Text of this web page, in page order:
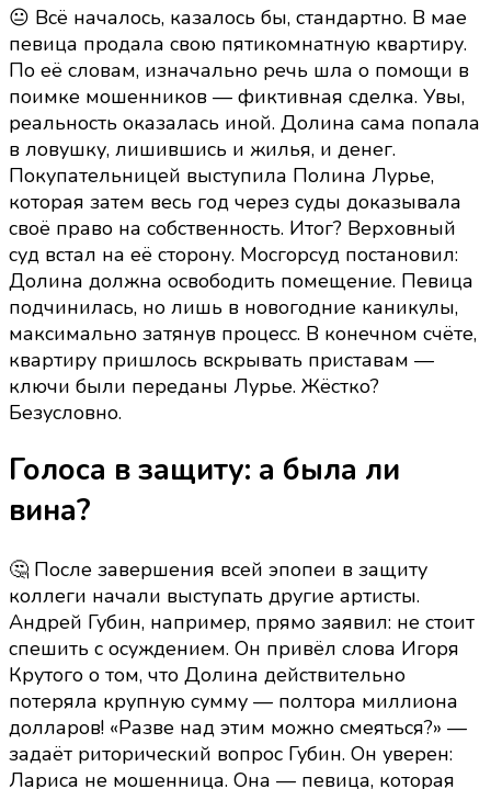
😐 Всё началось, казалось бы, стандартно. В мае
певица продала свою пятикомнатную квартиру.
По её словам, изначально речь шла о помощи в
поимке мошенников — фиктивная сделка. Увы,
реальность оказалась иной. Долина сама попала
в ловушку, лишившись и жилья, и денег.
Покупательницей выступила Полина Лурье,
которая затем весь год через суды доказывала
своё право на собственность. Итог? Верховный
суд встал на её сторону. Мосгорсуд постановил:
Долина должна освободить помещение. Певица
подчинилась, но лишь в новогодние каникулы,
максимально затянув процесс. В конечном счёте,
квартиру пришлось вскрывать приставам —
ключи были переданы Лурье. Жёстко?
Безусловно.
Голоса в защиту: а была ли
вина?
🤔 После завершения всей эпопеи в защиту
коллеги начали выступать другие артисты.
Андрей Губин, например, прямо заявил: не стоит
спешить с осуждением. Он привёл слова Игоря
Крутого о том, что Долина действительно
потеряла крупную сумму — полтора миллиона
долларов! «Разве над этим можно смеяться?» —
задаёт риторический вопрос Губин. Он уверен:
Лариса не мошенница. Она — певица, которая